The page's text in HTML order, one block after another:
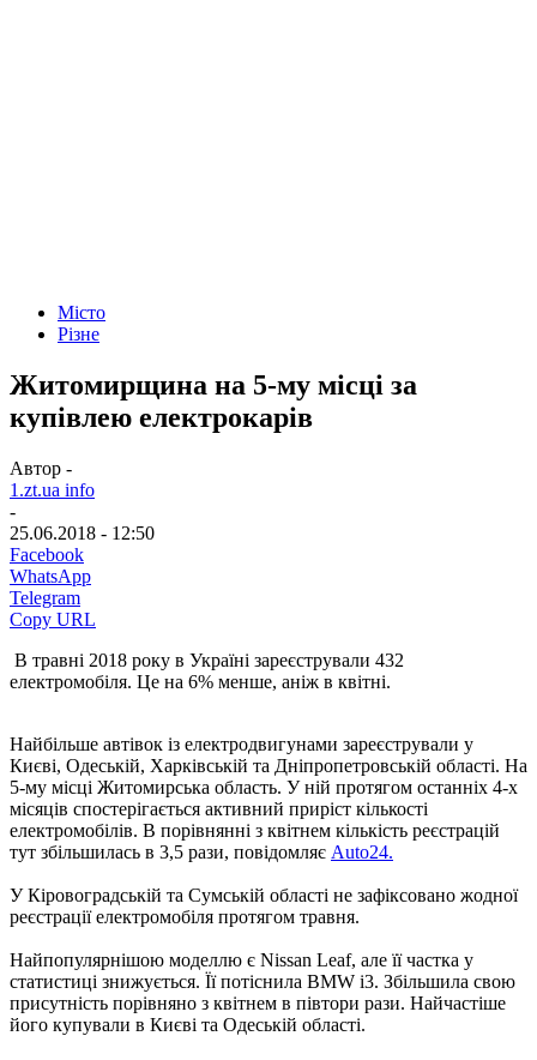
Місто
Різне
Житомирщина на 5-му місці за
купівлею електрокарів
Автор -
1.zt.ua info
-
25.06.2018 - 12:50
Facebook
WhatsApp
Telegram
Copy URL
В травні 2018 року в Україні зареєстрували 432
електромобіля. Це на 6% менше, аніж в квітні.
Найбільше автівок із електродвигунами зареєстрували у
Києві, Одеській, Харківській та Дніпропетровській області. На
5-му місці Житомирська область. У ній протягом останніх 4-х
місяців спостерігається активний приріст кількості
електромобілів. В порівнянні з квітнем кількість реєстрацій
тут збільшилась в 3,5 рази, повідомляє Auto24.
У Кіровоградській та Сумській області не зафіксовано жодної
реєстрації електромобіля протягом травня.
Найпопулярнішою моделлю є Nissan Leaf, але її частка у
статистиці знижується. Її потіснила BMW і3. Збільшила свою
присутність порівняно з квітнем в півтори рази. Найчастіше
його купували в Києві та Одеській області.